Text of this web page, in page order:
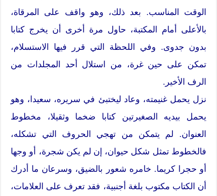
الوقت المناسب. بعد ذلك، وهو واقف على المرقاة،
بالأعلى أمام المكتبة، حاول مرة أخرى أن يخرج كتابا
بدون جدوى. وفي اللحظة التي قرر فيها الاستسلام،
تمكن على حين غرة، من استلال أحد المجلدات من
الرف الأخير.
نزل يحمل غنيمته، وعاد ليختبئ في سريره، سعيدا، وهو
يحمل بيديه الصغيرتين كتابا ضخما وثقيلا، مخطوط
العنوان. لم يتمكن من تهجي الحروف التي تشكله،
فالخطوط تمثل شكل حيوان، إن لم يكن شجرة، أو وجها
أو حجرا كريما. خامره شعور بالضيق، وسرعان ما أدرك
أن الكتاب مكتوب بلغة أجنبية، فقد تعرف على العلامات،